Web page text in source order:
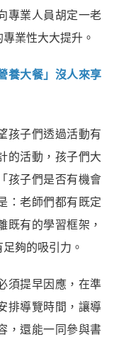
專業人員胡定一老
業性大大提升。
養大餐」沒人來享
孩子們透過活動有
的活動，孩子們大
孩子們是否有機會
：老師們都有既定
既有的學習框架，
夠的吸引力。
須提早因應，在準
排導覽時間，讓導
，還能一同參與書